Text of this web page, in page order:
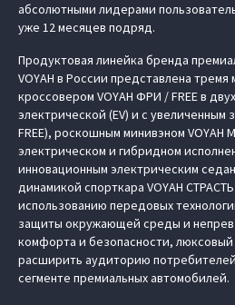
абсолютными лидерами
уже 12 месяцев подряд.
Продуктовая линейка бренда
VOYAH в России представлена
кроссовером VOYAH ФРИ / FREE в
электрической (EV) и с увеличенным
FREE), роскошным минивэном VOYAH
электрическом и гибридном
инновационным электрическим
динамикой спорткара VOYAH СТРАСТЬ
использованию передовых
защиты окружающей среды и
комфорта и безопасности, люксовый
расширить аудиторию
сегменте премиальных автомобилей.